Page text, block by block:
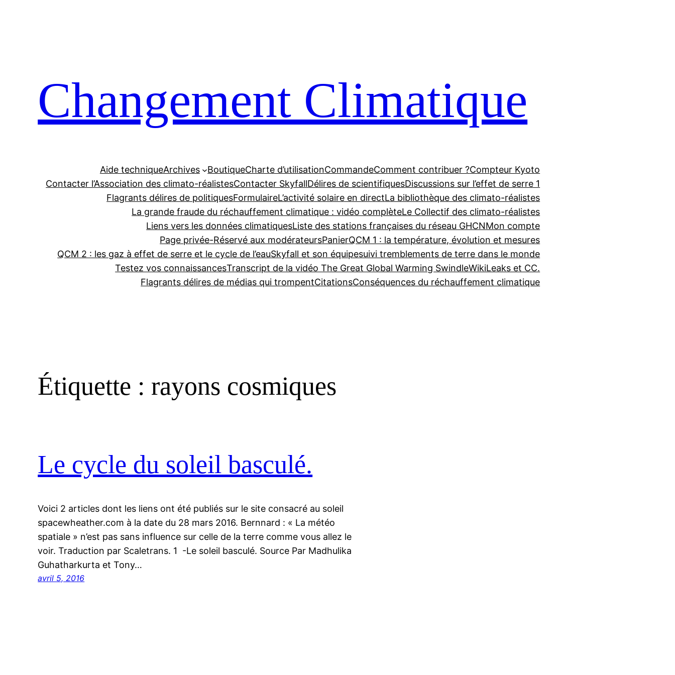
Changement Climatique
Aide techniqueArchives BoutiqueCharte d’utilisationCommandeComment contribuer ?Compteur Kyoto
Contacter l’Association des climato-réalistesContacter SkyfallDélires de scientifiquesDiscussions sur l’effet de serre 1
Flagrants délires de politiquesFormulaireL’activité solaire en directLa bibliothèque des climato-réalistes
La grande fraude du réchauffement climatique : vidéo complèteLe Collectif des climato-réalistes
Liens vers les données climatiquesListe des stations françaises du réseau GHCNMon compte
Page privée-Réservé aux modérateursPanierQCM 1 : la température, évolution et mesures
QCM 2 : les gaz à effet de serre et le cycle de l’eauSkyfall et son équipesuivi tremblements de terre dans le monde
Testez vos connaissancesTranscript de la vidéo The Great Global Warming SwindleWikiLeaks et CC.
Flagrants délires de médias qui trompentCitationsConséquences du réchauffement climatique
Étiquette : rayons cosmiques
Le cycle du soleil basculé.
Voici 2 articles dont les liens ont été publiés sur le site consacré au soleil
spacewheather.com à la date du 28 mars 2016. Bernnard : « La météo
spatiale » n’est pas sans influence sur celle de la terre comme vous allez le
voir. Traduction par Scaletrans. 1 -Le soleil basculé. Source Par Madhulika
Guhatharkurta et Tony…
avril 5, 2016